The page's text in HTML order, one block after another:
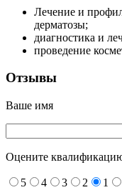
Лечение и
дерматозы;
диагностика и
проведение
Отзывы
Ваше имя
Оцените
5 4 3 2 1